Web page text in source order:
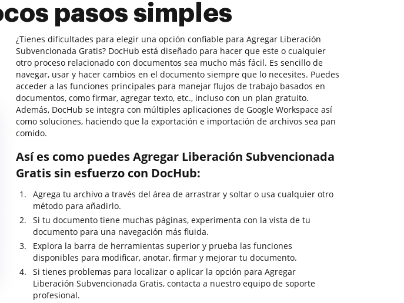
pasos simples
¿Tienes dificultades para elegir una opción confiable para Agregar Liberación
Subvencionada Gratis? DocHub está diseñado para hacer que este o cualquier
otro proceso relacionado con documentos sea mucho más fácil. Es sencillo de
navegar, usar y hacer cambios en el documento siempre que lo necesites. Puedes
acceder a las funciones principales para manejar flujos de trabajo basados en
documentos, como firmar, agregar texto, etc., incluso con un plan gratuito.
Además, DocHub se integra con múltiples aplicaciones de Google Workspace así
como soluciones, haciendo que la exportación e importación de archivos sea pan
comido.
Así es como puedes Agregar Liberación Subvencionada
Gratis sin esfuerzo con DocHub:
Agrega tu archivo a través del área de arrastrar y soltar o usa cualquier otro
método para añadirlo.
Si tu documento tiene muchas páginas, experimenta con la vista de tu
documento para una navegación más fluida.
Explora la barra de herramientas superior y prueba las funciones
disponibles para modificar, anotar, firmar y mejorar tu documento.
Si tienes problemas para localizar o aplicar la opción para Agregar
Liberación Subvencionada Gratis, contacta a nuestro equipo de soporte
profesional.